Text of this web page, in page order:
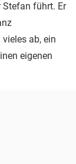
Stefan führt. Er
ab, ein
eigenen